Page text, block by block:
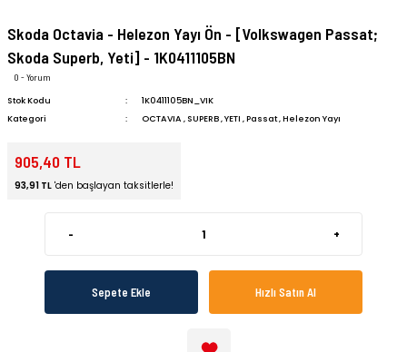
Skoda Octavia - Helezon Yayı Ön - [Volkswagen Passat;
Skoda Superb, Yeti] - 1K0411105BN
0 - Yorum
Stok Kodu
1K0411105BN_VIK
Kategori
OCTAVIA , SUPERB,YETI ,Passat,Helezon Yayı
905,40 TL
93,91 TL 'den başlayan taksitlerle!
- +
Sepete Ekle Hızlı Satın Al